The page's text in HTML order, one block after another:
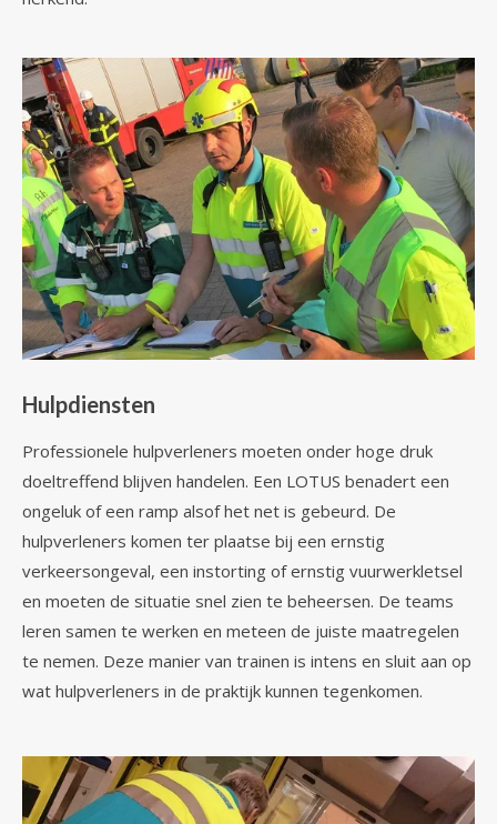
Hulpdiensten
Professionele hulpverleners moeten onder hoge druk
doeltreffend blijven handelen. Een LOTUS benadert een
ongeluk of een ramp alsof het net is gebeurd. De
hulpverleners komen ter plaatse bij een ernstig
verkeersongeval, een instorting of ernstig vuurwerkletsel
en moeten de situatie snel zien te beheersen. De teams
leren samen te werken en meteen de juiste maatregelen
te nemen. Deze manier van trainen is intens en sluit aan op
wat hulpverleners in de praktijk kunnen tegenkomen.